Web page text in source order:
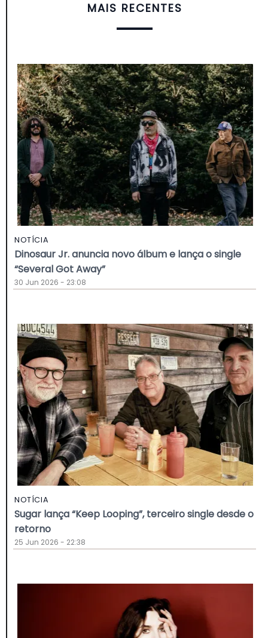
MAIS RECENTES
NOTÍCIA
Dinosaur Jr. anuncia novo álbum e lança o single
“Several Got Away”
30 Jun 2026 - 23:08
NOTÍCIA
Sugar lança “Keep Looping”, terceiro single desde o
retorno
25 Jun 2026 - 22:38